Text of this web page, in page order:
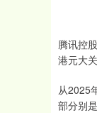
腾讯控
港元大关
从2025
部分别